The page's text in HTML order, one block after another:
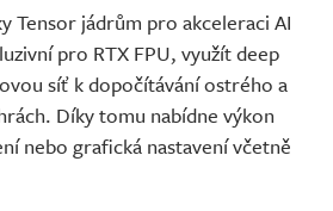
Tensor jádrům pro akceleraci AI
pro RTX FPU, využít deep
síť k dopočítávání ostrého a
Díky tomu nabídne výkon
nebo grafická nastavení včetně